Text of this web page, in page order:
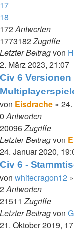
17
18
172Antworten
1773182Zugriffe
Letzter Beitragvon
2. März 2023, 21:07
Civ 6
von Eisdrache »
0Antworten
20096Zugriffe
Letzter Beitragvon
24. Januar 2020,
Civ 6 -
von whitedragon12 »
2Antworten
21511Zugriffe
Letzter Beitragvon
21. Oktober 2019,